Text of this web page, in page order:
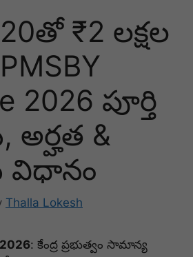
₹2 లక్షల
2026 పూర్తి
అర్హత &
విధానం
Thalla Lokesh
: కేంద్ర ప్రభుత్వం సామాన్య